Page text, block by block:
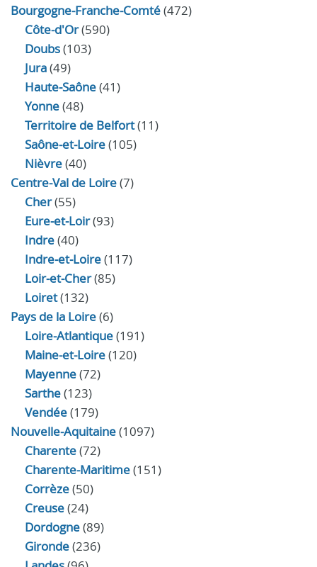
Bourgogne-Franche-Comté(472)
Côte-d'Or(590)
Doubs(103)
Jura(49)
Haute‑Saône(41)
Yonne(48)
Territoire de Belfort(11)
Saône-et-Loire(105)
Nièvre(40)
Centre-Val de Loire(7)
Cher(55)
Eure‑et‑Loir(93)
Indre(40)
Indre‑et‑Loire(117)
Loir‑et‑Cher(85)
Loiret(132)
Pays de la Loire(6)
Loire-Atlantique(191)
Maine-et-Loire(120)
Mayenne(72)
Sarthe(123)
Vendée(179)
Nouvelle-Aquitaine(1097)
Charente(72)
Charente-Maritime(151)
Corrèze(50)
Creuse(24)
Dordogne(89)
Gironde(236)